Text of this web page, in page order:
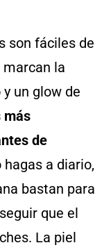
son fáciles de
marcan la
un glow de
más
de
a diario,
bastan para
que el
La piel